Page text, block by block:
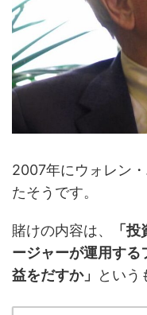
2007年にウォレン
たそうです。
賭けの内容は、
「
ージャーが運用する
益をだすか」
という